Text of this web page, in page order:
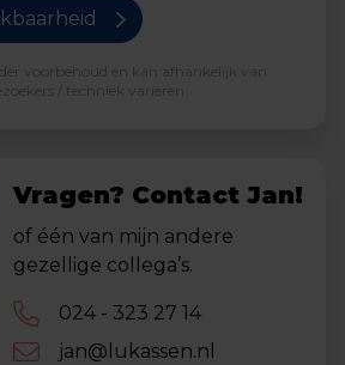
voorbehoud en kan afhankelijk van
/ techniek variëren.
Vragen? Contact Jan!
of één van mijn andere
gezellige collega’s.
024 - 323 27 14
jan@lukassen.nl